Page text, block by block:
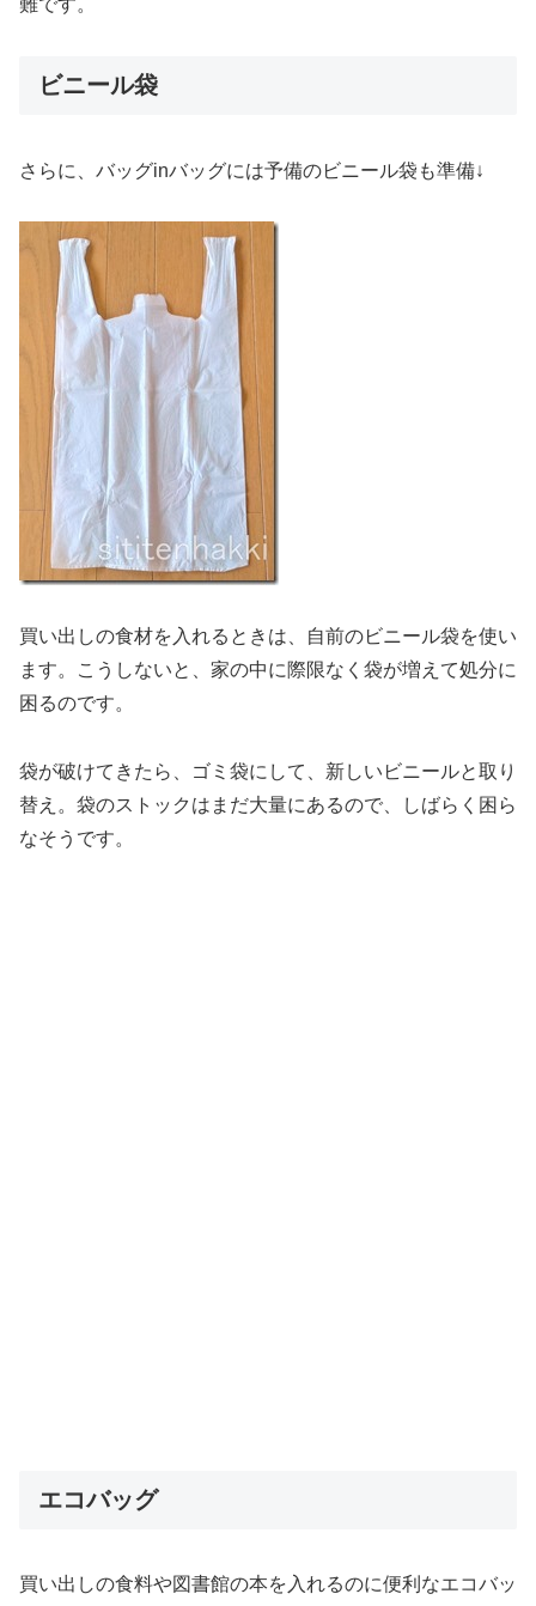
難です。
ビニール袋
さらに、バッグinバッグには予備のビニール袋も準備↓
買い出しの食材を入れるときは、自前のビニール袋を使い
ます。こうしないと、家の中に際限なく袋が増えて処分に
困るのです。
袋が破けてきたら、ゴミ袋にして、新しいビニールと取り
替え。袋のストックはまだ大量にあるので、しばらく困ら
なそうです。
エコバッグ
買い出しの食料や図書館の本を入れるのに便利なエコバッ